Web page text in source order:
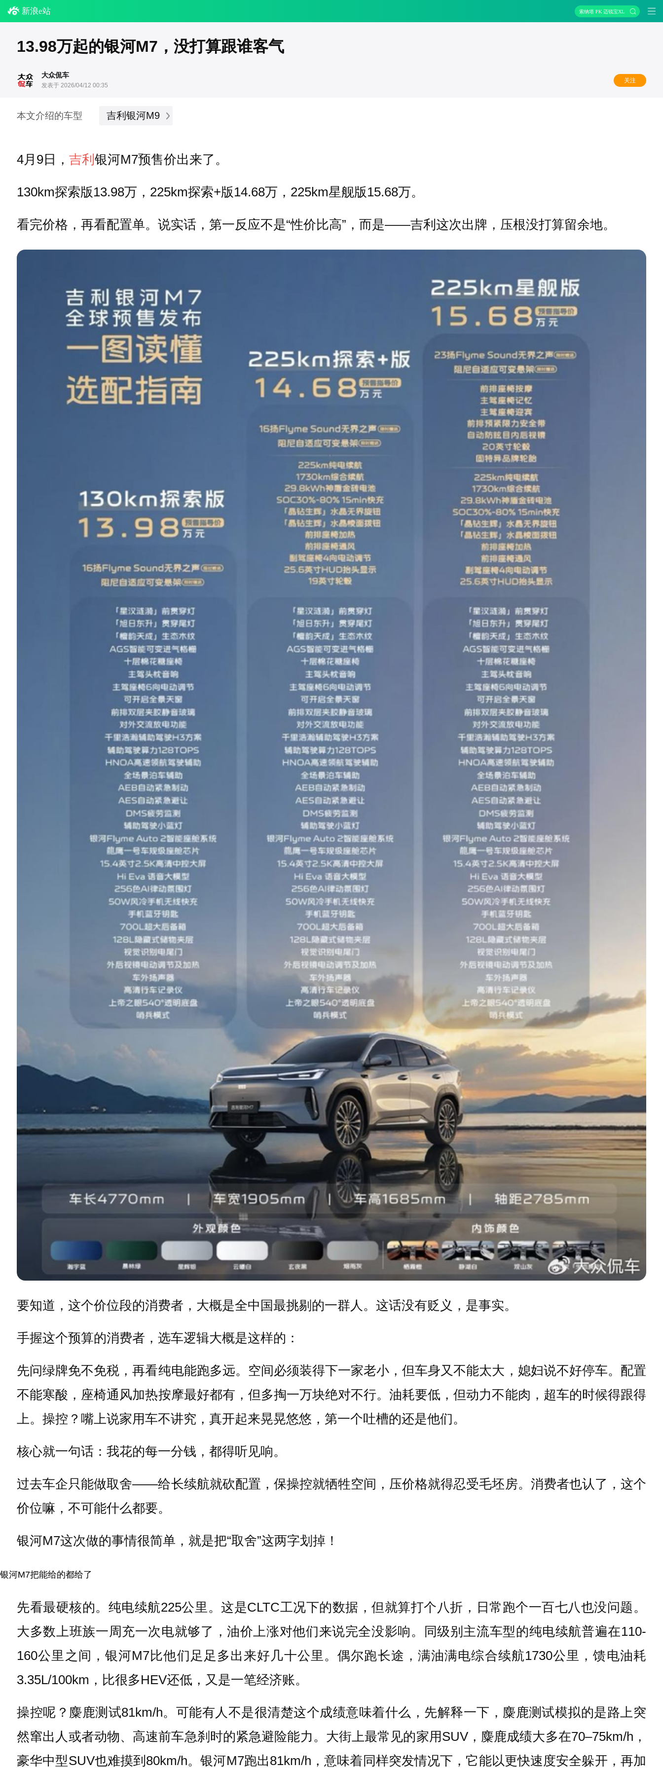
新浪e站 索纳塔 PK 迈锐宝XL
13.98万起的银河M7，没打算跟谁客气
大众侃车
发表于 2026/04/12 00:35
关注
本文介绍的车型 吉利银河M9
4月9日，吉利银河M7预售价出来了。
130km探索版13.98万，225km探索+版14.68万，225km星舰版15.68万。
看完价格，再看配置单。说实话，第一反应不是“性价比高”，而是——吉利这次出牌，压根没打算留余地。
要知道，这个价位段的消费者，大概是全中国最挑剔的一群人。这话没有贬义，是事实。
手握这个预算的消费者，选车逻辑大概是这样的：
先问绿牌免不免税，再看纯电能跑多远。空间必须装得下一家老小，但车身又不能太大，媳妇说不好停车。配置
不能寒酸，座椅通风加热按摩最好都有，但多掏一万块绝对不行。油耗要低，但动力不能肉，超车的时候得跟得
上。操控？嘴上说家用车不讲究，真开起来晃晃悠悠，第一个吐槽的还是他们。
核心就一句话：我花的每一分钱，都得听见响。
过去车企只能做取舍——给长续航就砍配置，保操控就牺牲空间，压价格就得忍受毛坯房。消费者也认了，这个
价位嘛，不可能什么都要。
银河M7这次做的事情很简单，就是把“取舍”这两字划掉！
银河M7把能给的都给了
先看最硬核的。纯电续航225公里。这是CLTC工况下的数据，但就算打个八折，日常跑个一百七八也没问题。
大多数上班族一周充一次电就够了，油价上涨对他们来说完全没影响。同级别主流车型的纯电续航普遍在110-
160公里之间，银河M7比他们足足多出来好几十公里。偶尔跑长途，满油满电综合续航1730公里，馈电油耗
3.35L/100km，比很多HEV还低，又是一笔经济账。
操控呢？麋鹿测试81km/h。可能有人不是很清楚这个成绩意味着什么，先解释一下，麋鹿测试模拟的是路上突
然窜出人或者动物、高速前车急刹时的紧急避险能力。大街上最常见的家用SUV，麋鹿成绩大多在70–75km/h，
豪华中型SUV也难摸到80km/h。银河M7跑出81km/h，意味着同样突发情况下，它能以更快速度安全躲开，再加